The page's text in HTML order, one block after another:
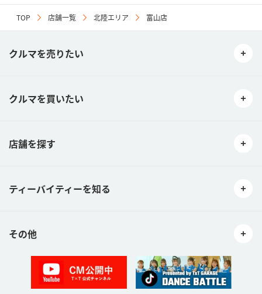
TOP 店舗一覧 北陸エリア 富山店
クルマを売りたい
クルマを買いたい
店舗を探す
ティーバイティーを知る
その他